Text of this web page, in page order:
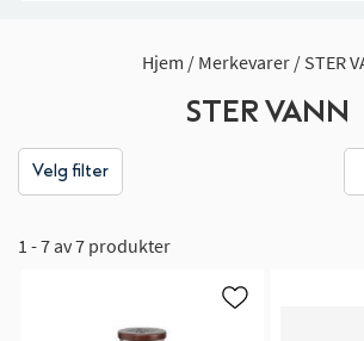
Hjem Merkevarer STER
STER VANN
Velg filter
1 - 7 av 7 produkter